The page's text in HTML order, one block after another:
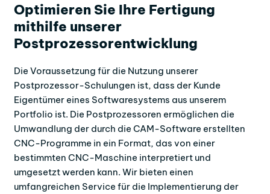
Optimieren Sie Ihre Fertigung
mithilfe unserer
Postprozessorentwicklung
Die Voraussetzung für die Nutzung unserer
Postprozessor-Schulungen ist, dass der Kunde
Eigentümer eines Softwaresystems aus unserem
Portfolio ist. Die Postprozessoren ermöglichen die
Umwandlung der durch die CAM-Software erstellten
CNC-Programme in ein Format, das von einer
bestimmten CNC-Maschine interpretiert und
umgesetzt werden kann. Wir bieten einen
umfangreichen Service für die Implementierung der